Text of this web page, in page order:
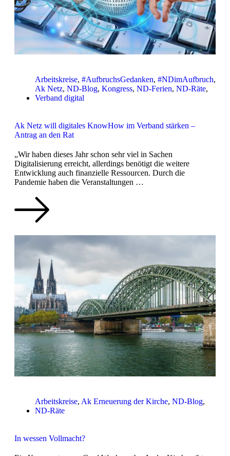
Arbeitskreise, #AufbruchsGedanken, #NDimAufbruch,
Ak Netz, ND-Blog, Kongress, ND-Ferien, ND-Räte,
Verband digital
Ak Netz will digitales KnowHow im Verband stärken –
Antrag an den Rat
„Wir haben dieses Jahr schon sehr viel in Sachen
Digitalisierung erreicht, allerdings benötigt die weitere
Entwicklung auch finanzielle Ressourcen. Durch die
Pandemie haben die Veranstaltungen …
Arbeitskreise, Ak Erneuerung der Kirche, ND-Blog,
ND-Räte
In wessen Vollmacht?